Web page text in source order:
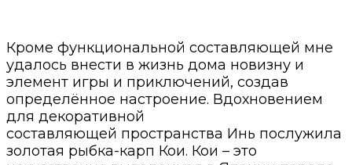
Кроме функциональной составляющей мне
удалось внести в жизнь дома новизну и
элемент игры и приключений, создав
определённое настроение. Вдохновением
для декоративной
составляющей пространства Инь послужила
золотая рыбка-карп Кои. Кои – это